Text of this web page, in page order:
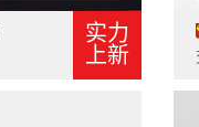
实力
上新